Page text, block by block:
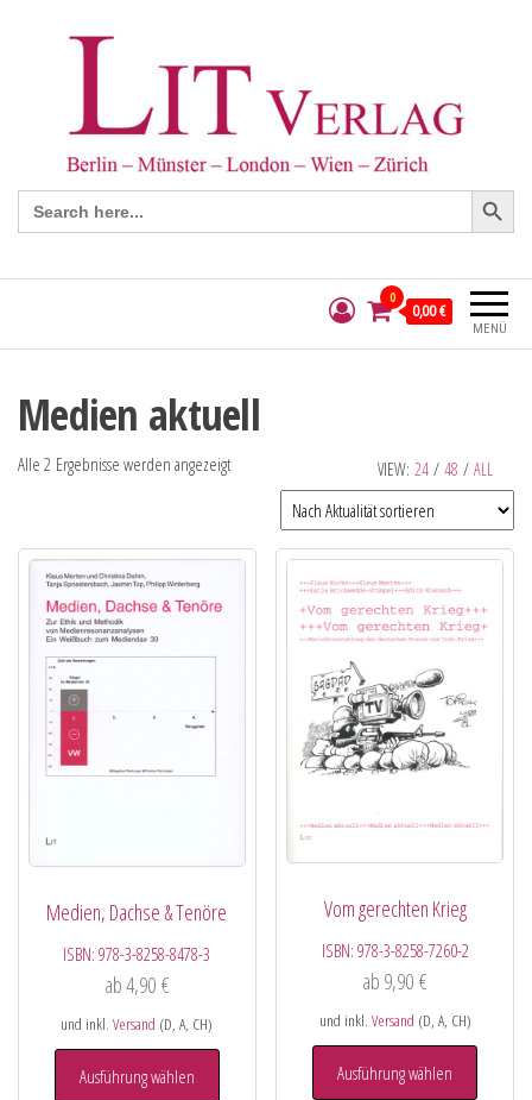
Search
for:
Search Button
MENÜ
0
0,00 €
Medien aktuell
VIEW: 24 / 48 / ALL
Alle 2 Ergebnisse werden angezeigt
Medien, Dachse & Tenöre
ISBN:978-3-8258-8478-3
ab4,90 €
und inkl.Versand (D, A, CH)
Ausführung wählen
Vom gerechten Krieg
ISBN: 978-3-8258-7260-2
ab 9,90€
und inkl. Versand (D, A, CH)
Ausführung wählen